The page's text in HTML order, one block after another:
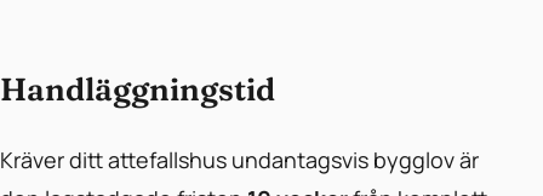
Handläggningstid
Kräver ditt attefallshus undantagsvis bygglov är